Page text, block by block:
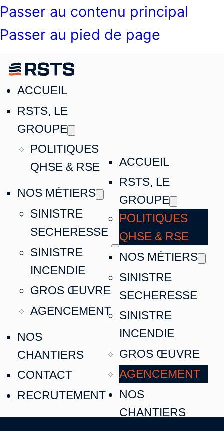
Passer au contenu principal
Passer au pied de page
ACCUEIL
RSTS, LE
GROUPE
POLITIQUES
QHSE & RSE
NOS MÉTIERS
SINISTRE
SECHERESSE
SINISTRE
INCENDIE
GROS ŒUVRE
AGENCEMENT
NOS
CHANTIERS
CONTACT
RECRUTEMENT
ACCUEIL
RSTS, LE
GROUPE
POLITIQUES
QHSE & RSE
NOS MÉTIERS
SINISTRE
SECHERESSE
SINISTRE
INCENDIE
GROS ŒUVRE
AGENCEMENT
NOS
CHANTIERS